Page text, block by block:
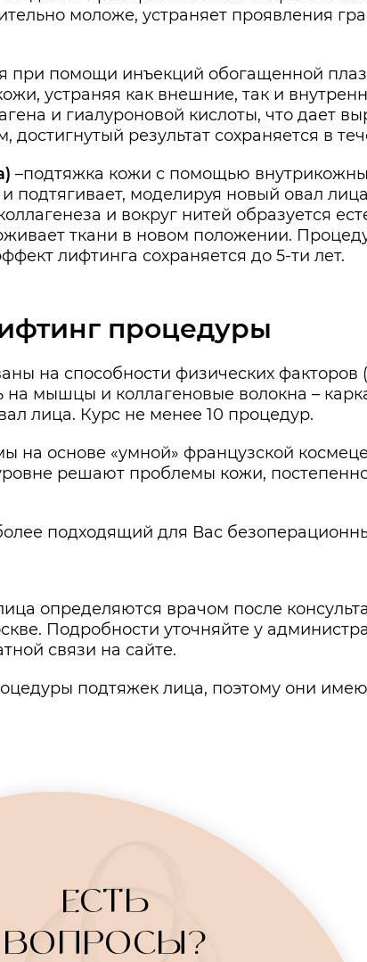
моложе, устраняет проявления
при помощи инъекций обогащенной
устраняя как внешние, так и
и гиалуроновой кислоты, что дает
результат сохраняется в
–подтяжка кожи с помощью
подтягивает, моделируя новый овал
и вокруг нитей образуется
ткани в новом положении.
лифтинга сохраняется до 5-ти лет.
процедуры
на способности физических факторов
на мышцы и коллагеновые волокна –
лица. Курс не менее 10 процедур.
на основе «умной» французской
решают проблемы кожи,
подходящий для Вас
определяются врачом после
Подробности уточняйте у
связи на сайте.
подтяжек лица, поэтому они
ЕСТЬ
ВОПРОСЫ?